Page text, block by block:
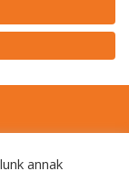
annak